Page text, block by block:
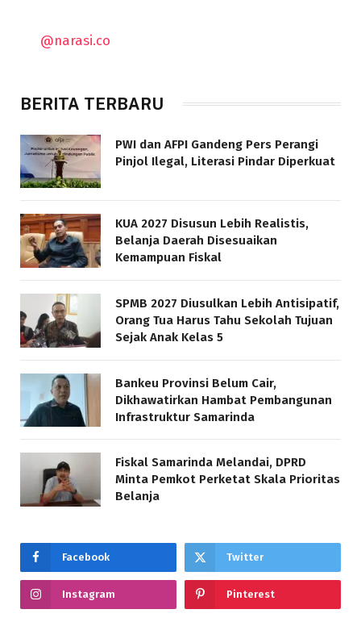
@narasi.co
BERITA TERBARU
PWI dan AFPI Gandeng Pers Perangi
Pinjol Ilegal, Literasi Pindar Diperkuat
KUA 2027 Disusun Lebih Realistis,
Belanja Daerah Disesuaikan
Kemampuan Fiskal
SPMB 2027 Diusulkan Lebih Antisipatif,
Orang Tua Harus Tahu Sekolah Tujuan
Sejak Anak Kelas 5
Bankeu Provinsi Belum Cair,
Dikhawatirkan Hambat Pembangunan
Infrastruktur Samarinda
Fiskal Samarinda Melandai, DPRD
Minta Pemkot Perketat Skala Prioritas
Belanja
Facebook Twitter
Instagram Pinterest